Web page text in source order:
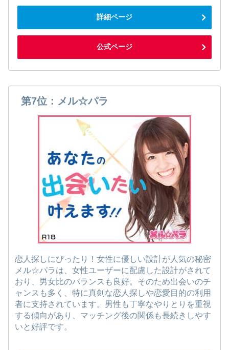
詳細ページ
公式ページ
第7位：メル☆パラ
恋人探しにぴったり！女性に優しい設計が人気の秘密
メル☆パラは、女性ユーザーに配慮した設計がされて
おり、男女比のバランスも良好。そのため出会いのチ
ャンスも多く、特に真剣な恋人探しや恋愛目的の利用
者に支持されています。男性も丁寧なやりとりを重視
する傾向があり、マッチング後の関係も長続きしやす
いと好評です。